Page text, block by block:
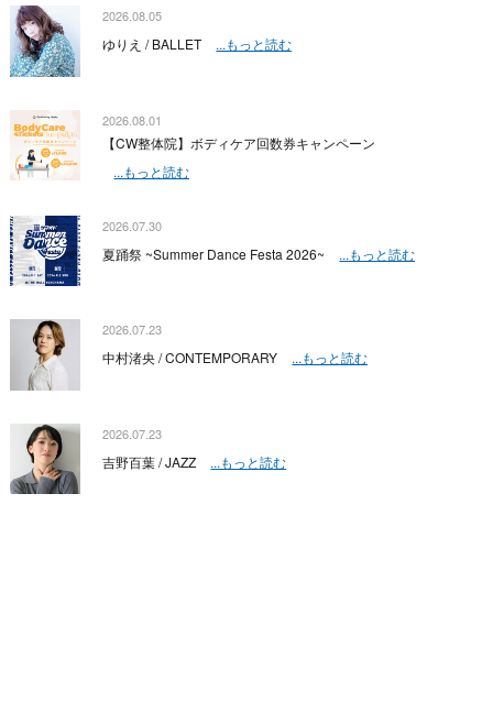
2026.08.05
ゆりえ / BALLET ...もっと読む
2026.08.01
【CW整体院】ボディケア回数券キャンペーン
...もっと読む
2026.07.30
夏踊祭 ~Summer Dance Festa 2026~ ...もっと読む
2026.07.23
中村渚央 / CONTEMPORARY ...もっと読む
2026.07.23
吉野百葉 / JAZZ ...もっと読む